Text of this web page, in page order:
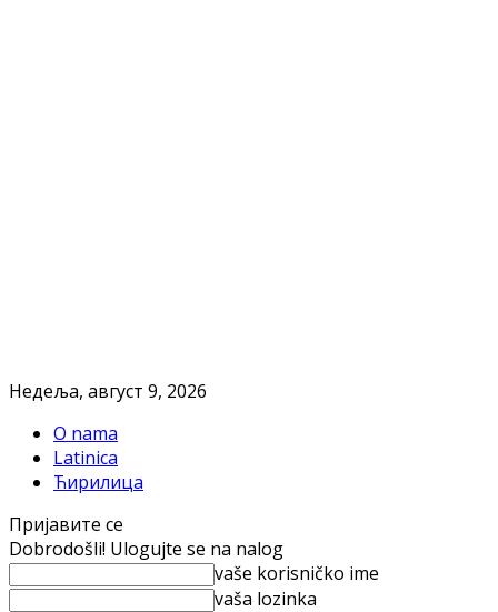
Недеља, август 9, 2026
O nama
Latinica
Ћирилица
Пријавите се
Dobrodošli! Ulogujte se na nalog
vaše korisničko ime
vaša lozinka